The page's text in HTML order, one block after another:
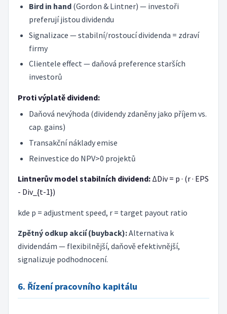
Bird in hand(Gordon & Lintner) — investoři
preferují jistou dividendu
Signalizace — stabilní/rostoucí dividenda = zdraví
firmy
Clientele effect — daňová preference starších
investorů
Proti výplatě dividend:
Daňová nevýhoda (dividendy zdaněny jako příjem vs.
cap. gains)
Transakční náklady emise
Reinvestice do NPV>0 projektů
Lintnerův model stabilních dividend:ΔDiv = p · (r · EPS
- Div_{t-1})
kde p = adjustment speed, r = target payout ratio
Zpětný odkup akcií (buyback):Alternativa k
dividendám — flexibilnější, daňově efektivnější,
signalizuje podhodnocení.
6. Řízení pracovního kapitálu